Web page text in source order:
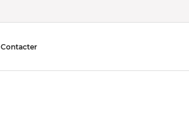
Contacter